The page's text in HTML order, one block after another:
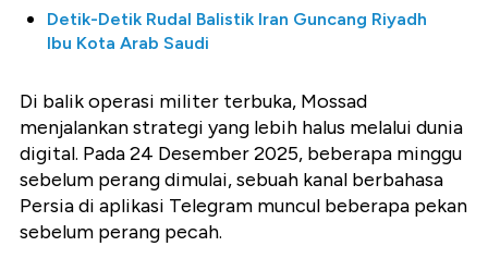
Detik-Detik Rudal Balistik Iran Guncang Riyadh
Ibu Kota Arab Saudi
Di balik operasi militer terbuka, Mossad
menjalankan strategi yang lebih halus melalui dunia
digital. Pada 24 Desember 2025, beberapa minggu
sebelum perang dimulai, sebuah kanal berbahasa
Persia di aplikasi Telegram muncul beberapa pekan
sebelum perang pecah.